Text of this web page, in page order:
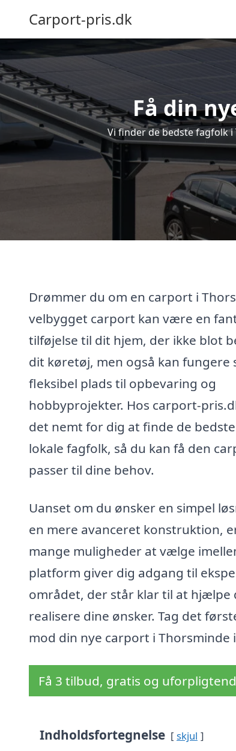
Carport-pris.dk
Få din
Vi finder de bedste fagfolk
Drømmer du om en carport i
velbygget carport kan være en
tilføjelse til dit hjem, der ikke blot
dit køretøj, men også kan fungere
fleksibel plads til opbevaring og
hobbyprojekter. Hos carport-
det nemt for dig at finde de
lokale fagfolk, så du kan få den
passer til dine behov.
Uanset om du ønsker en simpel
en mere avanceret konstruktion,
mange muligheder at vælge
platform giver dig adgang til
området, der står klar til at hjælpe
realisere dine ønsker. Tag det
mod din nye carport i Thorsminde
Få 3 tilbud, gratis og
Indholdsfortegnelse skjul